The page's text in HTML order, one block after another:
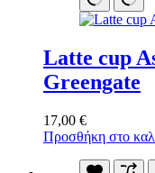
Latte cup
Greengate
17,00 €
Προσθήκη στο